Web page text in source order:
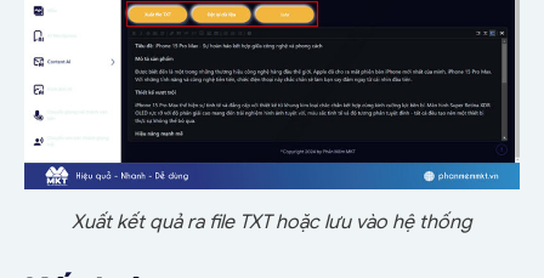
Xuất kết quả ra file TXT hoặc lưu vào hệ thống